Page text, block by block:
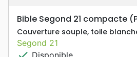
Bible Segond 21 compacte
Couverture souple, toile
Segond 21
Disponible